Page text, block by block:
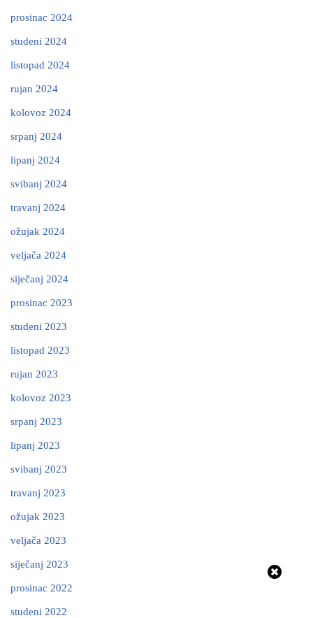
prosinac 2024
studeni 2024
listopad 2024
rujan 2024
kolovoz 2024
srpanj 2024
lipanj 2024
svibanj 2024
travanj 2024
ožujak 2024
veljača 2024
siječanj 2024
prosinac 2023
studeni 2023
listopad 2023
rujan 2023
kolovoz 2023
srpanj 2023
lipanj 2023
svibanj 2023
travanj 2023
ožujak 2023
veljača 2023
siječanj 2023
prosinac 2022
studeni 2022